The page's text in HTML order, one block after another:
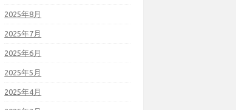
2025年8月
2025年7月
2025年6月
2025年5月
2025年4月